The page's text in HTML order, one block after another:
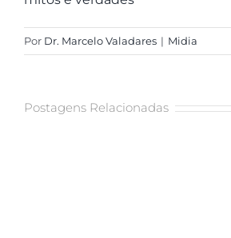
Por Dr. Marcelo Valadares | Midia
Postagens Relacionadas